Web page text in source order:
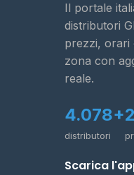
Il portale
distributori
prezzi, orari
zona con
reale.
4.078+
distributori
Scarica